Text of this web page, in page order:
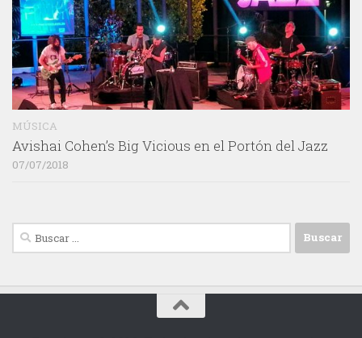
MÚSICA
Avishai Cohen’s Big Vicious en el Portón del Jazz
07/07/2018
Buscar: